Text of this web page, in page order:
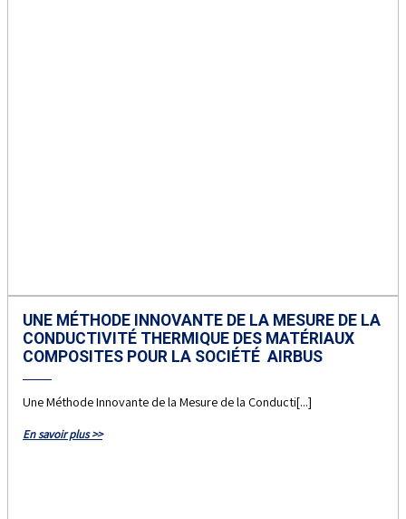
UNE MÉTHODE INNOVANTE DE LA MESURE DE LA
CONDUCTIVITÉ THERMIQUE DES MATÉRIAUX
COMPOSITES POUR LA SOCIÉTÉ AIRBUS
Une Méthode Innovante de la Mesure de la Conducti[...]
En savoir plus >>